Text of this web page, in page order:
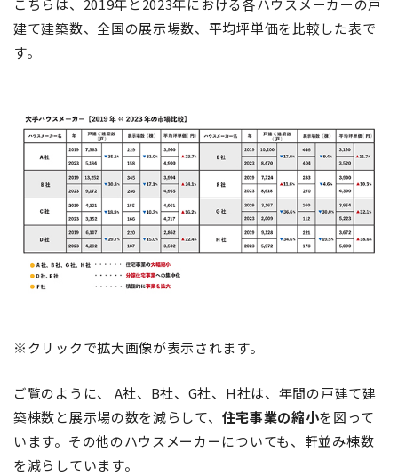
建て建築数、全国の展示場数、平均坪単価を比較した表で
す。
※クリックで拡大画像が表示されます。
ご覧のように、 A社、B社、G社、H社は、年間の戸建て建
築棟数と展示場の数を減らして、 住宅事業の縮小を図って
います。その他のハウスメーカーについても、軒並み棟数
を減らしています。